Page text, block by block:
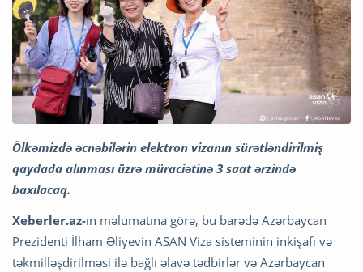
Ölkəmizdə əcnəbilərin elektron vizanın sürətləndirilmiş
qaydada alınması üzrə müraciətinə 3 saat ərzində
baxılacaq.
Xeberler.az-ın məlumatına görə, bu barədə Azərbaycan
Prezidenti İlham Əliyevin ASAN Viza sisteminin inkişafı və
təkmilləşdirilməsi ilə bağlı əlavə tədbirlər və Azərbaycan